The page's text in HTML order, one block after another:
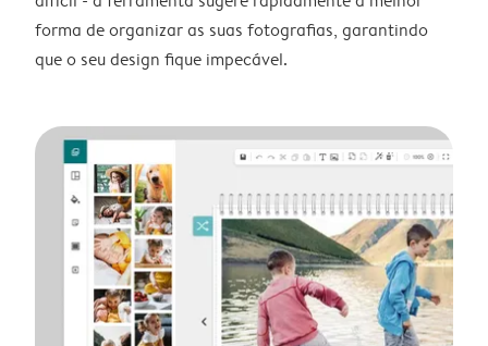
forma de organizar as suas fotografias, garantindo
que o seu design fique impecável.